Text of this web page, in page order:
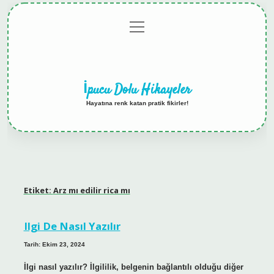
menüyü
aç
İpucu Dolu Hikayeler
Hayatına renk katan pratik fikirler!
Etiket: Arz mı edilir rica mı
Ilgi De Nasıl Yazılır
Tarih: Ekim 23, 2024
İlgi nasıl yazılır? İlgililik, belgenin bağlantılı olduğu diğer